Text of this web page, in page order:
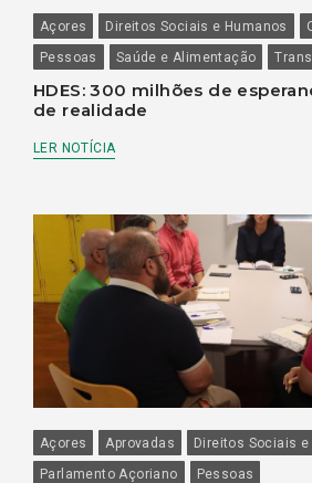
Açores Direitos Sociais e Humanos
Pessoas
Saúde e Alimentação
HDES: 300 milhões de
de realidade
LER NOTÍCIA
Açores Aprovadas Direitos Sociais e
Parlamento Açoriano
Pessoas